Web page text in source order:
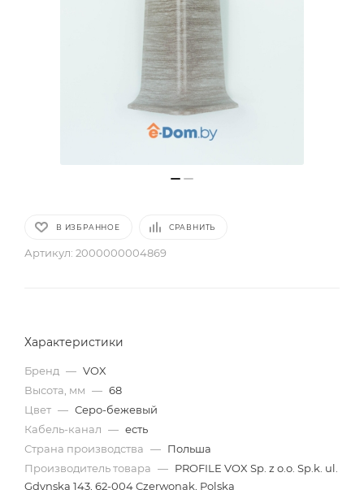
В ИЗБРАННОЕ СРАВНИТЬ
Артикул: 2000000004869
Характеристики
Бренд — VOX
Высота, мм — 68
Цвет — Серо-бежевый
Кабель-канал — есть
Страна производства — Польша
Производитель товара — PROFILE VOX Sp. z o.o. Sp.k. ul.
Gdynska 143, 62-004 Czerwonak, Polska